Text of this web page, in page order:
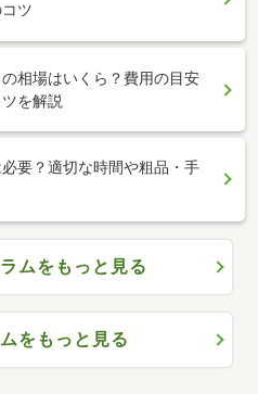
ツ
相場はいくら？費用の目安
を解説
要？適切な時間や粗品・手
ムをもっと見る
をもっと見る